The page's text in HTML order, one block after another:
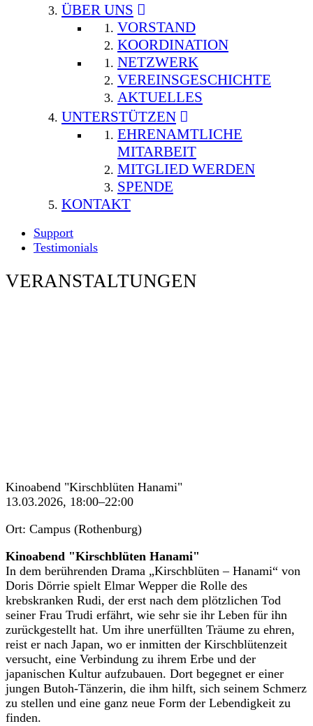
ÜBER UNS
VORSTAND
KOORDINATION
NETZWERK
VEREINSGESCHICHTE
AKTUELLES
UNTERSTÜTZEN
EHRENAMTLICHE
MITARBEIT
MITGLIED WERDEN
SPENDE
KONTAKT
Support
Testimonials
VERANSTALTUNGEN
Kinoabend "Kirschblüten Hanami"
13.03.2026, 18:00–22:00
Ort: Campus (Rothenburg)
Kinoabend "Kirschblüten Hanami"
In dem berührenden Drama „Kirschblüten – Hanami“ von
Doris Dörrie spielt Elmar Wepper die Rolle des
krebskranken Rudi, der erst nach dem plötzlichen Tod
seiner Frau Trudi erfährt, wie sehr sie ihr Leben für ihn
zurückgestellt hat. Um ihre unerfüllten Träume zu ehren,
reist er nach Japan, wo er inmitten der Kirschblütenzeit
versucht, eine Verbindung zu ihrem Erbe und der
japanischen Kultur aufzubauen. Dort begegnet er einer
jungen Butoh-Tänzerin, die ihm hilft, sich seinem Schmerz
zu stellen und eine ganz neue Form der Lebendigkeit zu
finden.